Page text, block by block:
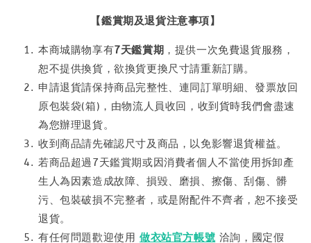
【鑑賞期及退貨注意事項】
本商城購物享有7天鑑賞期 ，提供一次免費退貨服務，
恕不提供換貨，欲換貨更換尺寸請重新訂購。
申請退貨請保持商品完整性、連同訂單明細、發票放回
原包裝袋(箱)，由物流人員收回，收到貨時我們會盡速
為您辦理退貨。
收到商品請先確認尺寸及商品，以免影響退貨權益。
若商品超過7天鑑賞期或因消費者個人不當使用拆卸產
生人為因素造成故障、損毀、磨損、擦傷、刮傷、髒
污、包裝破損不完整者，或是附配件不齊者，恕不接受
退貨。
有任何問題歡迎使用 做衣站官方帳號 洽詢，國定假